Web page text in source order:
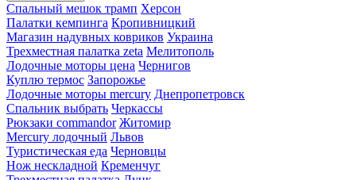
Спальный мешок трамп Херсон
Палатки кемпинга Кропивницкий
Магазин надувных ковриков Украина
Трехместная палатка zeta Мелитополь
Лодочные моторы цена Чернигов
Куплю термос Запорожье
Лодочные моторы mercury Днепропетровск
Спальник выбрать Черкассы
Рюкзаки commandor Житомир
Mercury лодочный Львов
Туристическая еда Черновцы
Нож нескладной Кременчуг